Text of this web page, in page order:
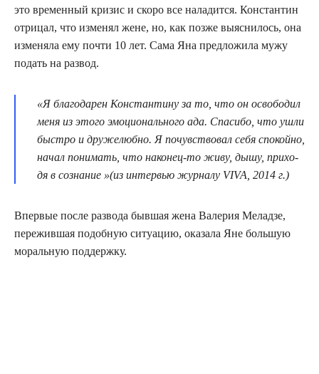
это вре­мен­ный кри­зис и ско­ро все нала­дит­ся. Кон­стан­тин
отри­цал, что изме­нял жене, но, как поз­же выяс­ни­лось, она
изме­ня­ла ему почти 10 лет. Сама Яна пред­ло­жи­ла мужу
подать на развод.
«Я бла­го­да­рен Кон­стан­ти­ну за то, что он осво­бо­дил
меня из это­го эмо­ци­о­наль­но­го ада. Спа­си­бо, что ушли
быст­ро и дру­же­люб­но. Я почув­ство­вал себя спо­кой­но,
начал пони­мать, что нако­нец-то живу, дышу, при­хо­
дя в созна­ние »(из интер­вью жур­на­лу VIVA, 2014 г.)
Впер­вые после раз­во­да быв­шая жена Вале­рия Мелад­зе,
пере­жив­шая подоб­ную ситу­а­цию, ока­за­ла Яне боль­шую
мораль­ную поддержку.